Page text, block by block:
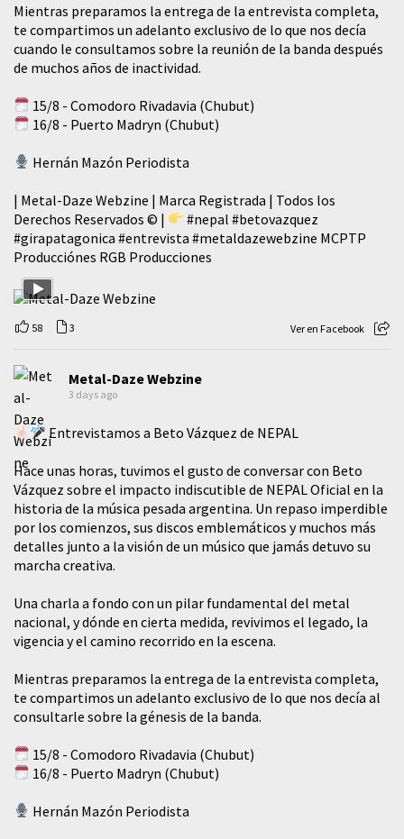
Mientras preparamos la entrega de la entrevista completa,
te compartimos un adelanto exclusivo de lo que nos decía
cuando le consultamos sobre la reunión de la banda después
de muchos años de inactividad.
15/8 - Comodoro Rivadavia (Chubut)
16/8 - Puerto Madryn (Chubut)
Hernán Mazón Periodista
| Metal-Daze Webzine | Marca Registrada | Todos los
Derechos Reservados © |
#nepal #betovazquez
#girapatagonica #entrevista #metaldazewebzine MCPTP
Producciónes RGB Producciones
58 3 Ver en Facebook
Metal-Daze Webzine
3 days ago
Entrevistamos a Beto Vázquez de NEPAL
Hace unas horas, tuvimos el gusto de conversar con Beto
Vázquez sobre el impacto indiscutible de NEPAL Oficial en la
historia de la música pesada argentina. Un repaso imperdible
por los comienzos, sus discos emblemáticos y muchos más
detalles junto a la visión de un músico que jamás detuvo su
marcha creativa.
​Una charla a fondo con un pilar fundamental del metal
nacional, y dónde en cierta medida, revivimos el legado, la
vigencia y el camino recorrido en la escena.
Mientras preparamos la entrega de la entrevista completa,
te compartimos un adelanto exclusivo de lo que nos decía al
consultarle sobre la génesis de la banda.
15/8 - Comodoro Rivadavia (Chubut)
16/8 - Puerto Madryn (Chubut)
Hernán Mazón Periodista